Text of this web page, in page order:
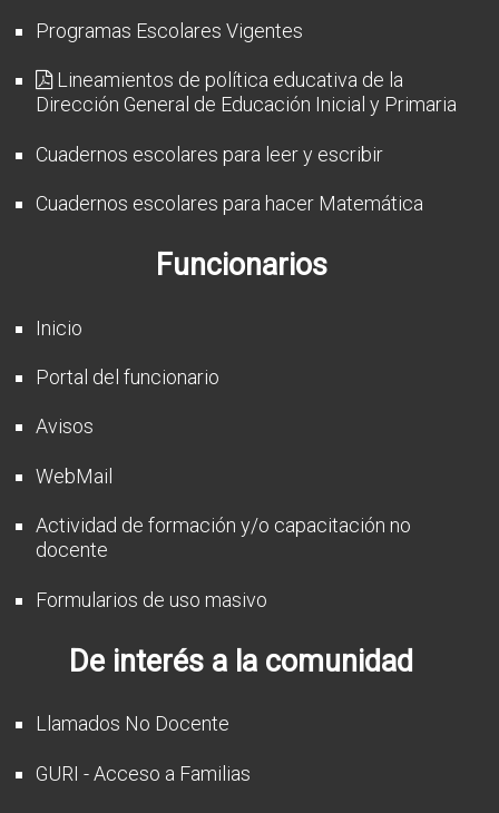
Programas Escolares Vigentes
Lineamientos de política educativa de la
Dirección General de Educación Inicial y Primaria
Cuadernos escolares para leer y escribir
Cuadernos escolares para hacer Matemática
Funcionarios
Inicio
Portal del funcionario
Avisos
WebMail
Actividad de formación y/o capacitación no
docente
Formularios de uso masivo
De interés a la comunidad
Llamados No Docente
GURI - Acceso a Familias